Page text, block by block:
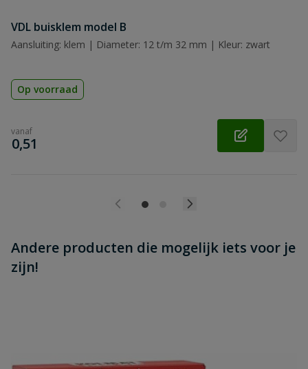
Beoordeling versturen
VDL buisklem model B
Aansluiting: klem | Diameter: 12 t/m 32 mm | Kleur: zwart
Op voorraad
vanaf
€
0,51
Andere producten die mogelijk iets voor je
zijn!